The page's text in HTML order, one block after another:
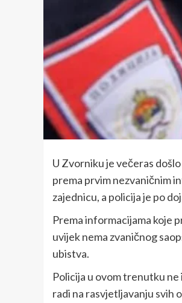
U Zvorniku je večeras
prema prvim nezvaničnim
zajednicu, a policija je po
Prema informacijama koje
uvijek nema zvaničnog
ubistva.
Policija u ovom trenutku
radi na rasvjetljavanju svih